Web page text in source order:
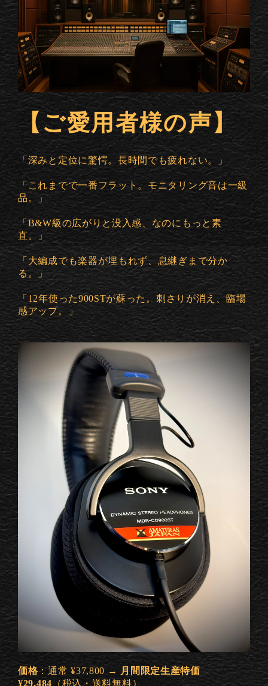
【ご愛用者様の声】
「深みと定位に驚愕。長時間でも疲れない。」
「これまでで一番フラット。モニタリング音は一級
品。」
「B&W級の広がりと没入感、なのにもっと素
直。」
「大編成でも楽器が埋もれず、息継ぎまで分か
る。」
「12年使った900STが蘇った。刺さりが消え、臨場
感アップ。」
価格：通常 ¥37,800 →
月間限定生産特価
¥29,484 （税込・送料無料）